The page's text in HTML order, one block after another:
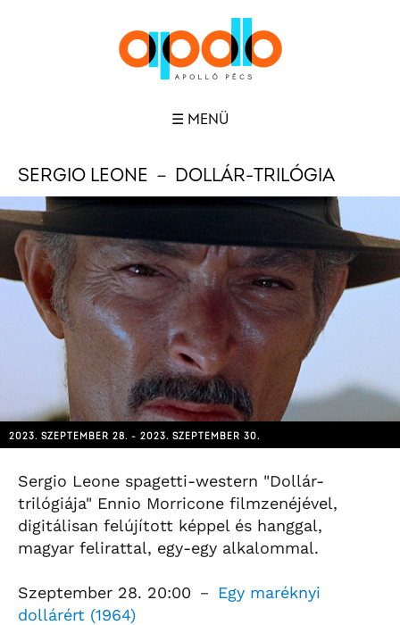
☰ MENÜ
SERGIO LEONE － DOLLÁR-TRILÓGIA
2023. SZEPTEMBER 28. - 2023. SZEPTEMBER 30.
Sergio Leone spagetti-western "Dollár-
trilógiája" Ennio Morricone filmzenéjével,
digitálisan felújított képpel és hanggal,
magyar felirattal, egy-egy alkalommal.
Szeptember 28. 20:00 － Egy maréknyi
dollárért (1964)